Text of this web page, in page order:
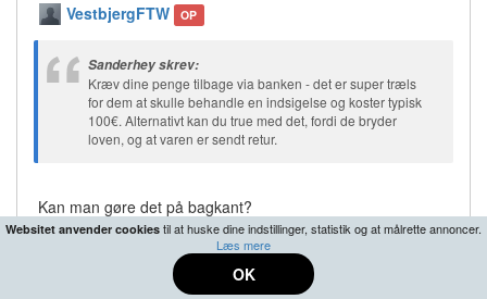
VestbjergFTW OP
Sanderhey skrev:
Kræv dine penge tilbage via banken - det er super træls
for dem at skulle behandle en indsigelse og koster typisk
100€. Alternativt kan du true med det, fordi de bryder
loven, og at varen er sendt retur.
Kan man gøre det på bagkant?
Websitet anvender cookies til at huske dine indstillinger, statistik og at målrette annoncer.
Læs mere
OK